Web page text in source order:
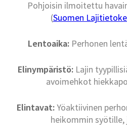
Pohjoisin ilmoitettu
(Suomen
Lentoaika: Perhonen
Elinympäristö:Lajin
avoimehkot
Elintavat:Yöaktiivinen
heikommin syötille,